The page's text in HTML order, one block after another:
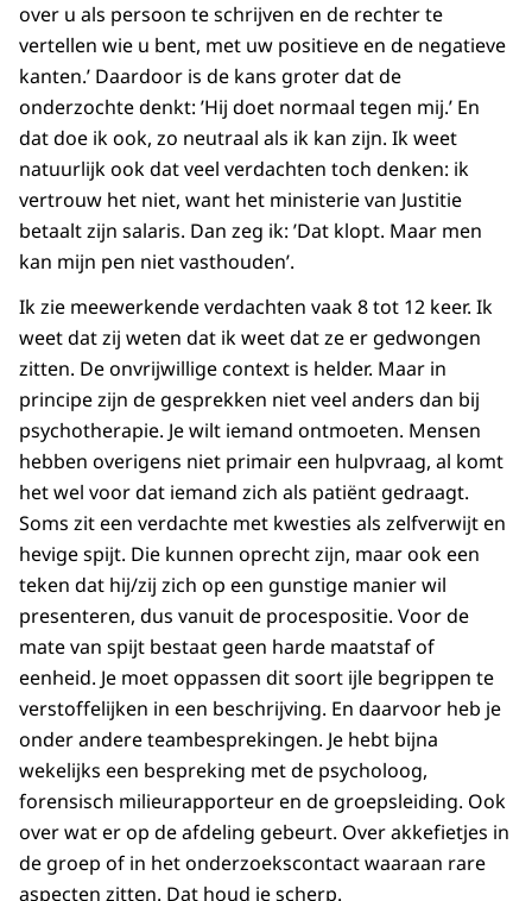
over u als persoon te schrijven en de rechter te
vertellen wie u bent, met uw positieve en de negatieve
kanten.’ Daardoor is de kans groter dat de
onderzochte denkt: ’Hij doet normaal tegen mij.’ En
dat doe ik ook, zo neutraal als ik kan zijn. Ik weet
natuurlijk ook dat veel verdachten toch denken: ik
vertrouw het niet, want het ministerie van Justitie
betaalt zijn salaris. Dan zeg ik: ’Dat klopt. Maar men
kan mijn pen niet vasthouden’.
Ik zie meewerkende verdachten vaak 8 tot 12 keer. Ik
weet dat zij weten dat ik weet dat ze er gedwongen
zitten. De onvrijwillige context is helder. Maar in
principe zijn de gesprekken niet veel anders dan bij
psychotherapie. Je wilt iemand ontmoeten. Mensen
hebben overigens niet primair een hulpvraag, al komt
het wel voor dat iemand zich als patiënt gedraagt.
Soms zit een verdachte met kwesties als zelfverwijt en
hevige spijt. Die kunnen oprecht zijn, maar ook een
teken dat hij/zij zich op een gunstige manier wil
presenteren, dus vanuit de procespositie. Voor de
mate van spijt bestaat geen harde maatstaf of
eenheid. Je moet oppassen dit soort ijle begrippen te
verstoffelijken in een beschrijving. En daarvoor heb je
onder andere teambesprekingen. Je hebt bijna
wekelijks een bespreking met de psycholoog,
forensisch milieurapporteur en de groepsleiding. Ook
over wat er op de afdeling gebeurt. Over akkefietjes in
de groep of in het onderzoekscontact waaraan rare
aspecten zitten. Dat houd je scherp.